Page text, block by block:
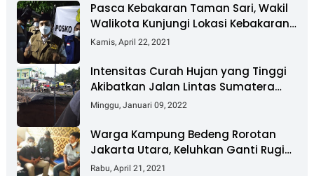
Pasca Kebakaran Taman Sari, Wakil
Walikota Kunjungi Lokasi Kebakaran
Dan Salurkan Bantuan
Kamis, April 22, 2021
Intensitas Curah Hujan yang Tinggi
Akibatkan Jalan Lintas Sumatera
Nyaris Putus
Minggu, Januari 09, 2022
Warga Kampung Bedeng Rorotan
Jakarta Utara, Keluhkan Ganti Rugi
Pembebasan Lahan Tol Cibitung -
Rabu, April 21, 2021